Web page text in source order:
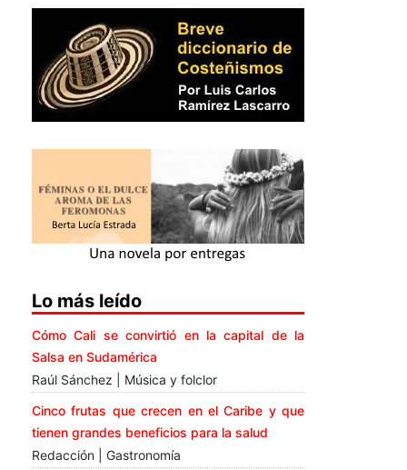
Lo más leído
Cómo Cali se convirtió en la capital de la
Salsa en Sudamérica
Raúl Sánchez | Música y folclor
Cinco frutas que crecen en el Caribe y que
tienen grandes beneficios para la salud
Redacción | Gastronomía